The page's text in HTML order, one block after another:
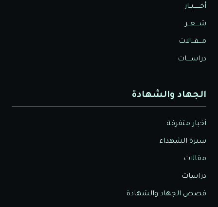
أخــــــبــار
شــــعــر
مـــقــالات
دراســــات
الجهاد والشهادة
أخبار متفرقة
سيرة الشهداء
مقالات
دراسات
قصص الجهاد والشهادة